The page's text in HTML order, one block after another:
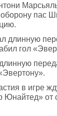
пас
в игре
от